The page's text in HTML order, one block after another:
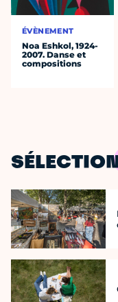
ÉVÈNEMENT
Noa Eshkol, 1924-
2007. Danse et
compositions